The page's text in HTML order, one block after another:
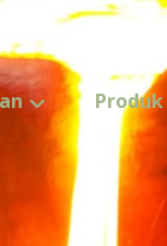
Produk